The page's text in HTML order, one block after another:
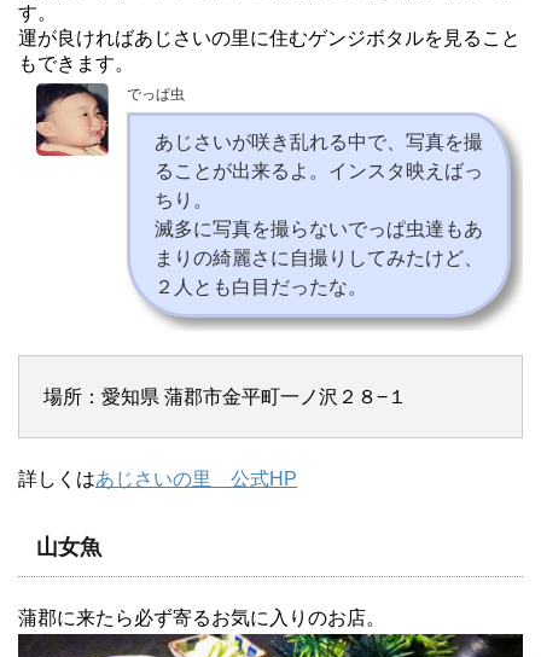
す。
運が良ければあじさいの里に住むゲンジボタルを見ること
もできます。
でっぱ虫
あじさいが咲き乱れる中で、写真を撮
ることが出来るよ。インスタ映えばっ
ちり。
滅多に写真を撮らないでっぱ虫達もあ
まりの綺麗さに自撮りしてみたけど、
２人とも白目だったな。
場所：愛知県 蒲郡市金平町一ノ沢２８−１
詳しくはあじさいの里 公式HP
山女魚
蒲郡に来たら必ず寄るお気に入りのお店。